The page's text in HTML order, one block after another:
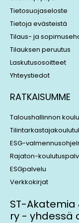
n
Tietosuojaseloste
Tietoja evästeistä
Tilaus- ja
Tilauksen peruutus
Laskutusosoitteet
Yhteystiedot
RATKAISUMME
Taloushallinnon
ESG-
Rajaton-
ESGpalvelu
Verkkokirjat
ST-
ry - yhdessä